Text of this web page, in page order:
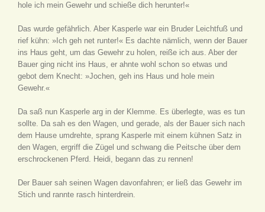
hole ich mein Gewehr und schieße dich herunter!«
Das wurde gefährlich. Aber Kasperle war ein Bruder Leichtfuß und
rief kühn: »Ich geh net runter!« Es dachte nämlich, wenn der Bauer
ins Haus geht, um das Gewehr zu holen, reiße ich aus. Aber der
Bauer ging nicht ins Haus, er ahnte wohl schon so etwas und
gebot dem Knecht: »Jochen, geh ins Haus und hole mein
Gewehr.«
Da saß nun Kasperle arg in der Klemme. Es überlegte, was es tun
sollte. Da sah es den Wagen, und gerade, als der Bauer sich nach
dem Hause umdrehte, sprang Kasperle mit einem kühnen Satz in
den Wagen, ergriff die Zügel und schwang die Peitsche über dem
erschrockenen Pferd. Heidi, begann das zu rennen!
Der Bauer sah seinen Wagen davonfahren; er ließ das Gewehr im
Stich und rannte rasch hinterdrein.